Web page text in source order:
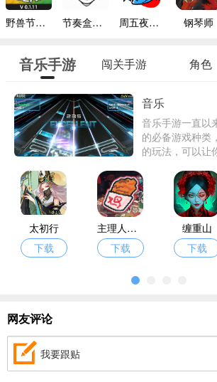
野兽节拍1.12 节奏盒子finalwish 周五夜放克2024最新版 钢琴师
音乐手游 闯关手游 角色
音乐
音乐手游一直以
的必备游戏种类
的玩法，可以让
玩的手机音乐游
心头之惑，爱东
了一批音乐游戏
太初行
下载
主理人大战食客
下载
缠重山
下载
网友评论
我要跟贴